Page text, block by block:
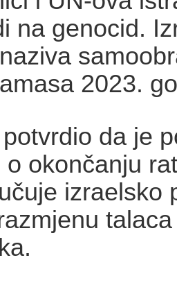
na genocid.
2023.
da je
o okončanju
izraelsko